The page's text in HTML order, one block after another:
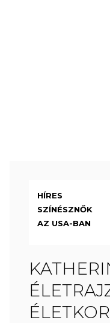
HÍRES
SZÍNÉSZNŐK
AZ USA-BAN